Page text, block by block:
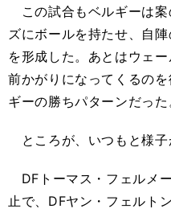
この試合もベルギーは
ズにボールを持たせ、自
を形成した。あとはウェ
前かがりになってくるの
ギーの勝ちパターンだった
ところが、いつもと様子
DFトーマス・フェルメ
止で、DFヤン・フェルト